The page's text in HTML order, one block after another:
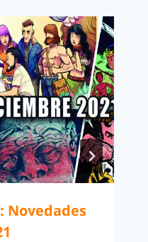
Novedades